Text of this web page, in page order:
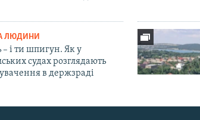
ЛЮДИНИ
і ти шпигун. Як у
судах розглядають
в держзраді